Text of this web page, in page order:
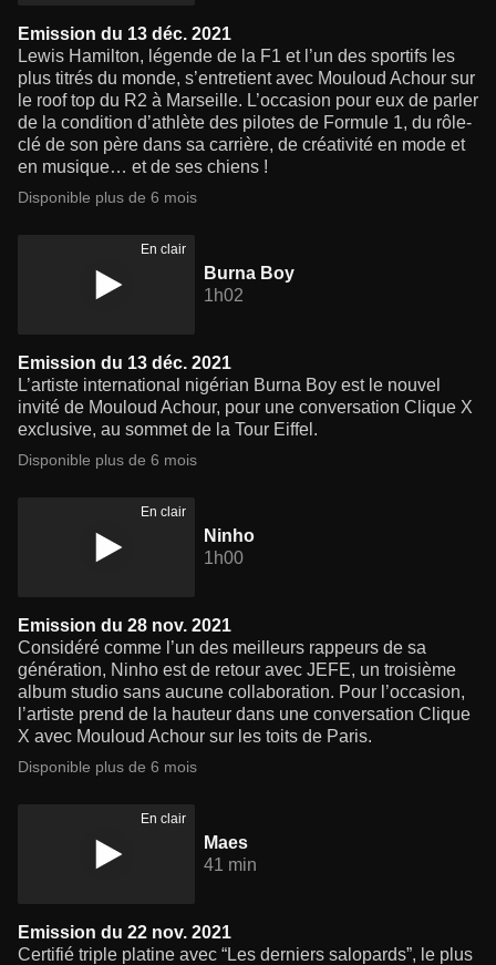
Emission du 13 déc. 2021
Lewis Hamilton, légende de la F1 et l’un des sportifs les
plus titrés du monde, s’entretient avec Mouloud Achour sur
le roof top du R2 à Marseille. L’occasion pour eux de parler
de la condition d’athlète des pilotes de Formule 1, du rôle-
clé de son père dans sa carrière, de créativité en mode et
en musique… et de ses chiens !
Disponible plus de 6 mois
En clair
Burna Boy
1h02
Emission du 13 déc. 2021
L’artiste international nigérian Burna Boy est le nouvel
invité de Mouloud Achour, pour une conversation Clique X
exclusive, au sommet de la Tour Eiffel.
Disponible plus de 6 mois
En clair
Ninho
1h00
Emission du 28 nov. 2021
Considéré comme l’un des meilleurs rappeurs de sa
génération, Ninho est de retour avec JEFE, un troisième
album studio sans aucune collaboration. Pour l’occasion,
l’artiste prend de la hauteur dans une conversation Clique
X avec Mouloud Achour sur les toits de Paris.
Disponible plus de 6 mois
En clair
Maes
41 min
Emission du 22 nov. 2021
Certifié triple platine avec “Les derniers salopards”, le plus